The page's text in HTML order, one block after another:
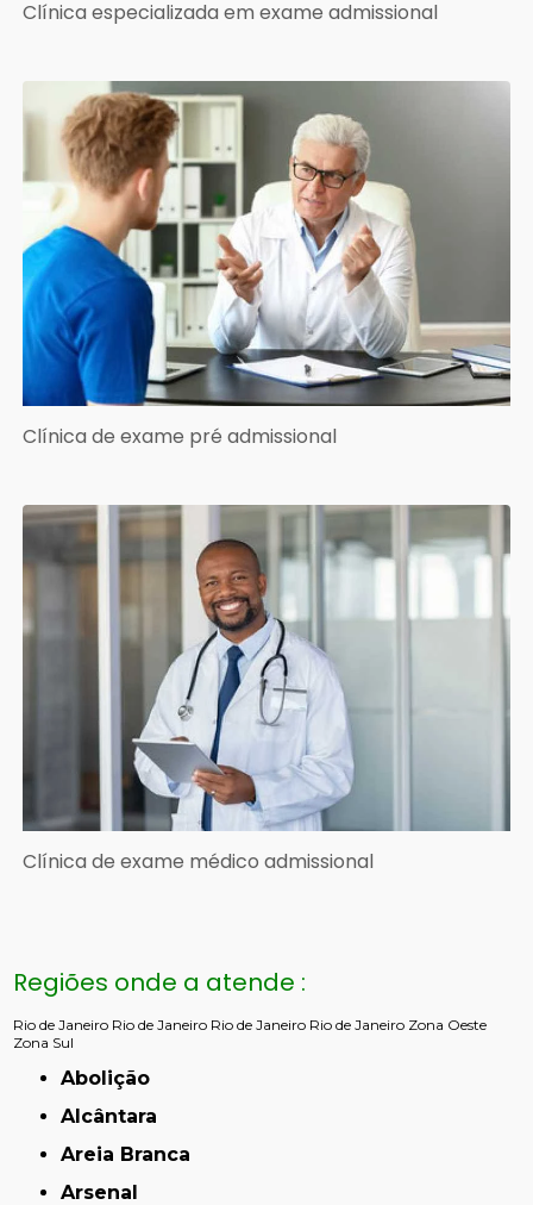
Clínica especializada em exame admissional
Clínica de exame pré admissional
Clínica de exame médico admissional
Regiões onde a atende :
Rio de Janeiro Rio de Janeiro Rio de Janeiro Rio de Janeiro Zona Oeste
Zona Sul
Abolição
Alcântara
Areia Branca
Arsenal